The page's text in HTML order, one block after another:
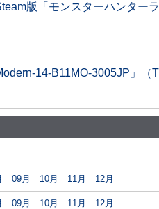
版「モンスターハンター
14-B11MO-3005JP」（
09月 10月 11月 12月
09月 10月 11月 12月